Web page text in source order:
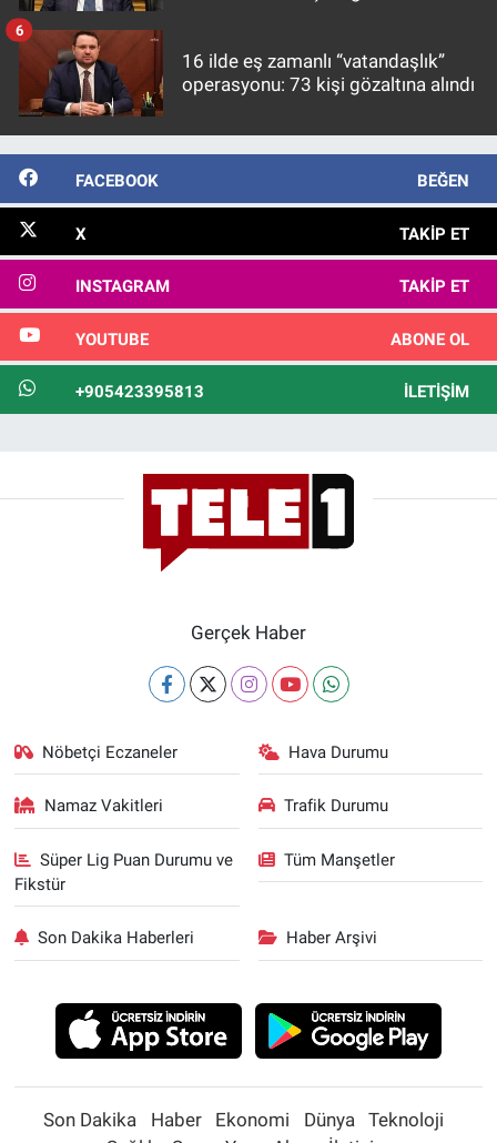
16 ilde eş zamanlı “vatandaşlık”
operasyonu: 73 kişi gözaltına alındı
6
FACEBOOK BEĞEN
X TAKIP ET
INSTAGRAM TAKIP ET
YOUTUBE ABONE OL
+905423395813 İLETIŞIM
Gerçek Haber
Nöbetçi Eczaneler Hava Durumu
Namaz Vakitleri Trafik Durumu
Süper Lig Puan Durumu ve
Fikstür
Tüm Manşetler
Son Dakika Haberleri Haber Arşivi
Son Dakika Haber Ekonomi Dünya
Teknoloji